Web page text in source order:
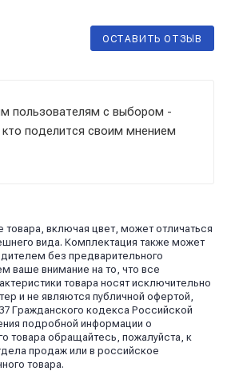
ОСТАВИТЬ ОТЗЫВ
пользователям с выбором -
поделится своим мнением
включая цвет, может отличаться
вида. Комплектация также может
без предварительного
ваше внимание на то, что все
товара носят исключительно
и не являются публичной офертой,
Гражданского кодекса Российской
подробной информации о
товара обращайтесь, пожалуйста, к
продаж или в российское
товара.